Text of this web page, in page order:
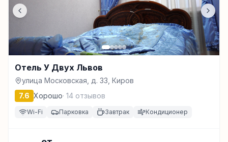
Отель У Двух Львов
улица Московская, д. 33, Киров
7.6 Хорошо· 14 отзывов
Wi-Fi Парковка Завтрак Кондиционер